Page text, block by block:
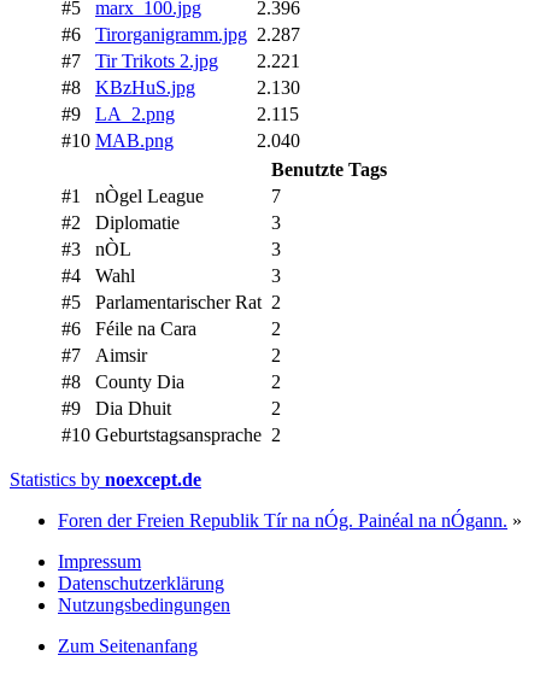
#5
marx_100.jpg
2.396
#6
Tirorganigramm.jpg 2.287
#7
Tir Trikots 2.jpg
2.221
#8
KBzHuS.jpg
2.130
#9
LA_2.png
2.115
#10 MAB.png
2.040
Benutzte Tags
#1
nÒgel League
7
#2
Diplomatie
3
#3
nÒL
3
#4
Wahl
3
#5
Parlamentarischer Rat 2
#6
Féile na Cara
2
#7
Aimsir
2
#8
County Dia
2
#9
Dia Dhuit
2
#10 Geburtstagsansprache 2
Statistics by noexcept.de
Foren der Freien Republik Tír na nÓg. Painéal na nÓgann. »
Impressum
Datenschutzerklärung
Nutzungsbedingungen
Zum Seitenanfang